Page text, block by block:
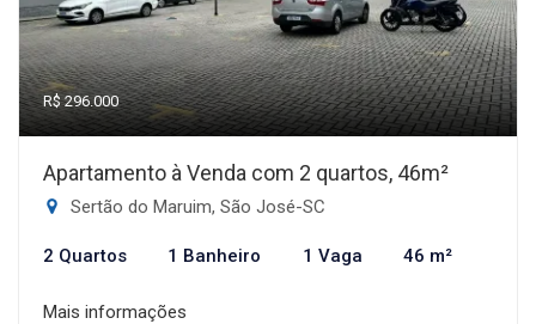
R$ 296.000
Apartamento à Venda com 2 quartos, 46m²
Sertão do Maruim, São José-SC
2 Quartos 1 Banheiro 1 Vaga 46 m²
Mais informações